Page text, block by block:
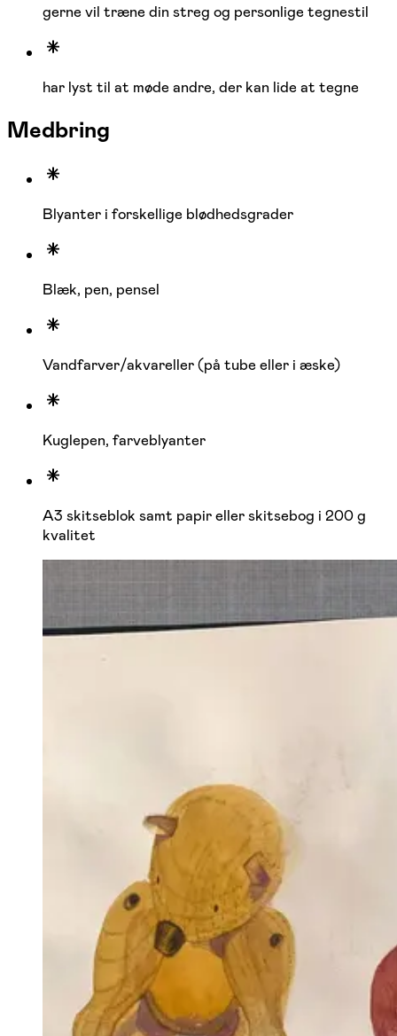
gerne vil træne din streg og personlige tegnestil
har lyst til at møde andre, der kan lide at tegne
Medbring
Blyanter i forskellige blødhedsgrader
Blæk, pen, pensel
Vandfarver/akvareller (på tube eller i æske)
Kuglepen, farveblyanter
A3 skitseblok samt papir eller skitsebog i 200 g
kvalitet